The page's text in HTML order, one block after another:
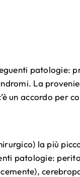
patologie:
La
un accordo per
la più
patologie: